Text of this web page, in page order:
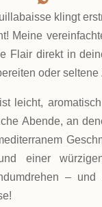
klingt
Meine
Flair direkt in
oder seltene
leicht,
Abende, an
einer
– und